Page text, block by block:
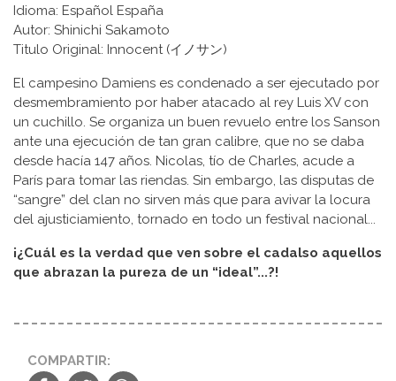
Idioma: Español España
Autor: Shinichi Sakamoto
Titulo Original: Innocent (イノサン)
El campesino Damiens es condenado a ser ejecutado por
desmembramiento por haber atacado al rey Luis XV con
un cuchillo. Se organiza un buen revuelo entre los Sanson
ante una ejecución de tan gran calibre, que no se daba
desde hacía 147 años. Nicolas, tío de Charles, acude a
París para tomar las riendas. Sin embargo, las disputas de
“sangre” del clan no sirven más que para avivar la locura
del ajusticiamiento, tornado en todo un festival nacional...
¡¿Cuál es la verdad que ven sobre el cadalso aquellos
que abrazan la pureza de un “ideal”...?!
COMPARTIR: